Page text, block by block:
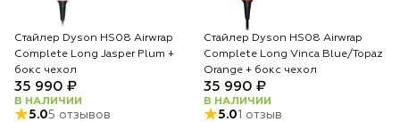
Стайлер Dyson HS08 Airwrap
Complete Long Jasper Plum +
бокс чехол
35 990 ₽
В НАЛИЧИИ
5.05 отзывов
Стайлер Dyson HS08 Airwrap
Complete Long Vinca Blue/Topaz
Orange + бокс чехол
35 990 ₽
В НАЛИЧИИ
5.01 отзыв